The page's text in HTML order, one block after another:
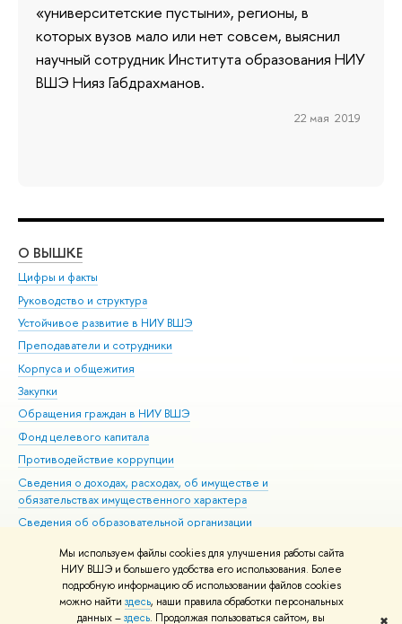
Мы используем файлы cookies для улучшения работы сайта
НИУ ВШЭ и большего удобства его использования. Более
подробную информацию об использовании файлов cookies
можно найти здесь, наши правила обработки персональных
данных –здесь. Продолжая пользоваться сайтом, вы
«университетские пустыни», регионы, в
которых вузов мало или нет совсем, выяснил
научный сотрудник Института образования НИУ
ВШЭ Нияз Габдрахманов.
22 мая 2019
О ВЫШКЕ
Цифры и факты
Руководство и структура
Устойчивое развитие в НИУ ВШЭ
Преподаватели и сотрудники
Корпуса и общежития
Закупки
Обращения граждан в НИУ ВШЭ
Фонд целевого капитала
Противодействие коррупции
Сведения о доходах, расходах, об имуществе и
обязательствах имущественного характера
Сведения об образовательной организации
Людям с ограниченными возможностями здоровья
Единая платежная страница
Работа в Вышке